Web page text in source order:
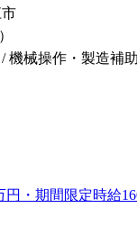
機械操作・製造補